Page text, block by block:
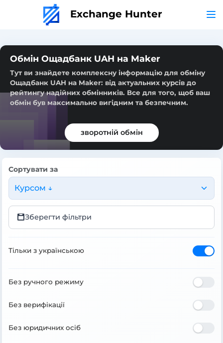
Exchange Hunter
Обмін Ощадбанк UAH на Maker
Тут ви знайдете комплексну інформацію для обміну
Ощадбанк UAH на Maker: від актуальних курсів до
рейтингу надійних обмінників. Все для того, щоб ваш
обмін був максимально вигідним та безпечним.
зворотній обмін
Сортувати за
Курсом ↓
Зберегти фільтри
Тільки з українською
Без ручного режиму
Без верифікації
Без юридичних осіб